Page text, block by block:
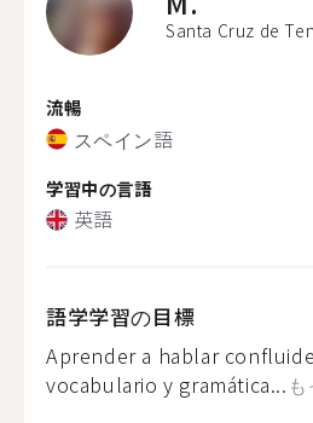
Santa Cruz de
流暢
スペイン語
学習中の言語
英語
語学学習の目標
Aprender a hablar
vocabulario y gramática...